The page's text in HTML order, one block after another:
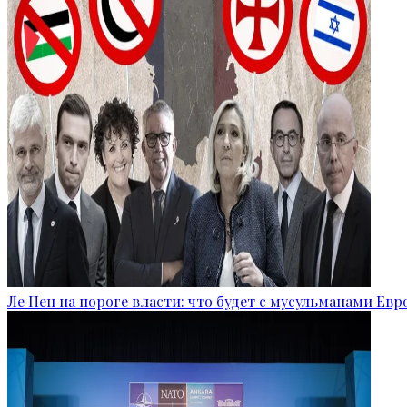
Ле Пен на пороге власти: что будет с мусульманами